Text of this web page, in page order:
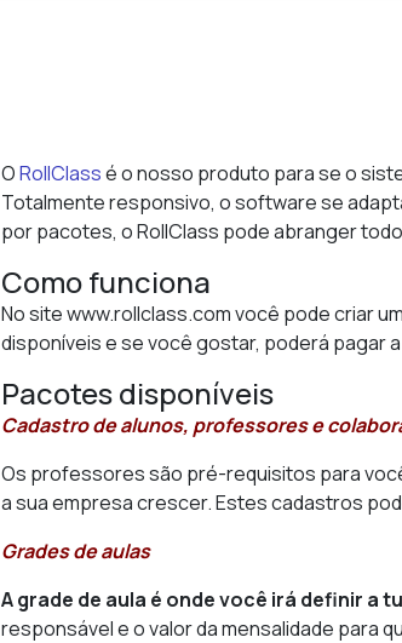
ORollClassé o nosso produto para se o
Totalmente responsivo, o software se
por pacotes, o RollClass pode abranger
Como funciona
No site www.rollclass.com você pode criar
disponíveis e se você gostar, poderá pagar
Pacotes disponíveis
Cadastro de alunos, professores e
Os professores são pré-requisitos para
a sua empresa crescer. Estes cadastros
Grades de aulas
A grade de aula é onde você irá definir a
responsável e o valor da mensalidade para